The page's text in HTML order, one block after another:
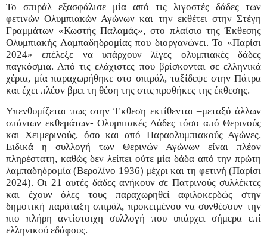
Το σπιράλ εξασφάλισε μία από τις λιγοστές δάδες των
φετινών Ολυμπιακών Αγώνων και την εκθέτει στην Στέγη
Γραμμάτων «Κωστής Παλαμάς», στο πλαίσιο της Έκθεσης
Ολυμπιακής Λαμπαδηδρομίας που διοργανώνει. Το «Παρίσι
2024» επέλεξε να υπάρχουν λίγες ολυμπιακές δάδες
παγκόσμια. Από τις ελάχιστες που βρίσκονται σε ελληνικά
χέρια, μία παραχωρήθηκε στο σπιράλ, ταξίδεψε στην Πάτρα
και έχει πλέον βρει τη θέση της στις προθήκες της έκθεσης.
Υπενθυμίζεται πως στην Έκθεση εκτίθενται –μεταξύ άλλων
σπάνιων εκθεμάτων- Ολυμπιακές Δάδες τόσο από Θερινούς
και Χειμερινούς, όσο και από Παραολυμπιακούς Αγώνες.
Ειδικά η συλλογή των Θερινών Αγώνων είναι πλέον
πληρέστατη, καθώς δεν λείπει ούτε μία δάδα από την πρώτη
λαμπαδηδρομία (Βερολίνο 1936) μέχρι και τη φετινή (Παρίσι
2024). Οι 21 αυτές δάδες ανήκουν σε Πατρινούς συλλέκτες
και έχουν όλες τους παραχωρηθεί αφιλοκερδώς στην
δημοτική παράταξη σπιράλ, προκειμένου να συνθέσουν την
πιο πλήρη αντίστοιχη συλλογή που υπάρχει σήμερα επί
ελληνικού εδάφους.